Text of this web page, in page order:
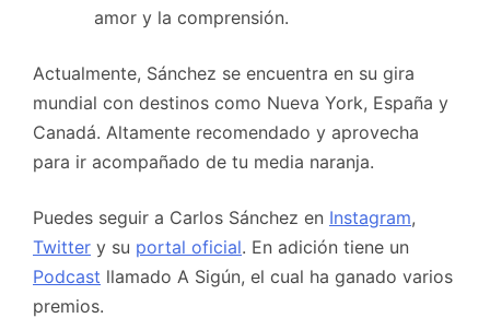
amor y la comprensión.
Actualmente, Sánchez se encuentra en su gira
mundial con destinos como Nueva York, España y
Canadá. Altamente recomendado y aprovecha
para ir acompañado de tu media naranja.
Puedes seguir a Carlos Sánchez en Instagram,
Twitter y su portal oficial. En adición tiene un
Podcast llamado A Sigún, el cual ha ganado varios
premios.